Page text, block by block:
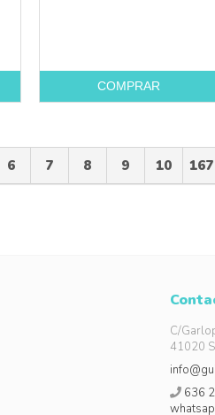
COMPRAR
6 7 8 9 10 167
C/
41020
636